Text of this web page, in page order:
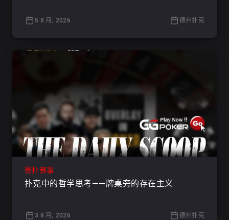
5 8 月, 2026 德州扑克
德扑赛事
扑克中的哲学思考——牌桌旁的存在主义
3 8 月, 2026 德州扑克